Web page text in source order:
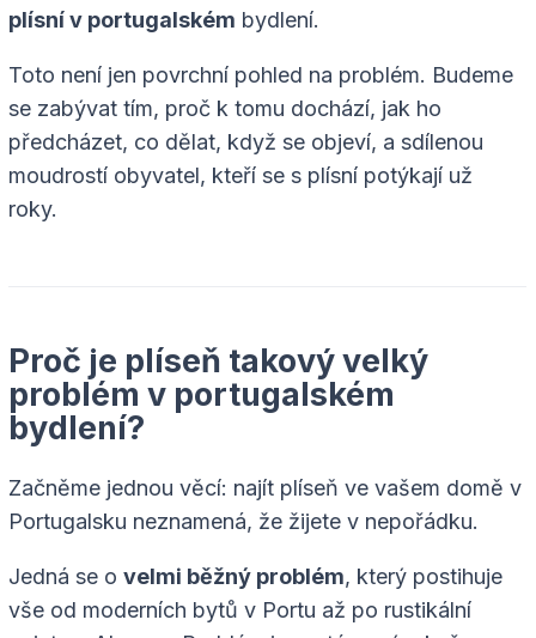
plísní v portugalském bydlení.
Toto není jen povrchní pohled na problém. Budeme
se zabývat tím, proč k tomu dochází, jak ho
předcházet, co dělat, když se objeví, a sdílenou
moudrostí obyvatel, kteří se s plísní potýkají už
roky.
Proč je plíseň takový velký
problém v portugalském
bydlení?
Začněme jednou věcí: najít plíseň ve vašem domě v
Portugalsku neznamená, že žijete v nepořádku.
Jedná se o velmi běžný problém, který postihuje
vše od moderních bytů v Portu až po rustikální